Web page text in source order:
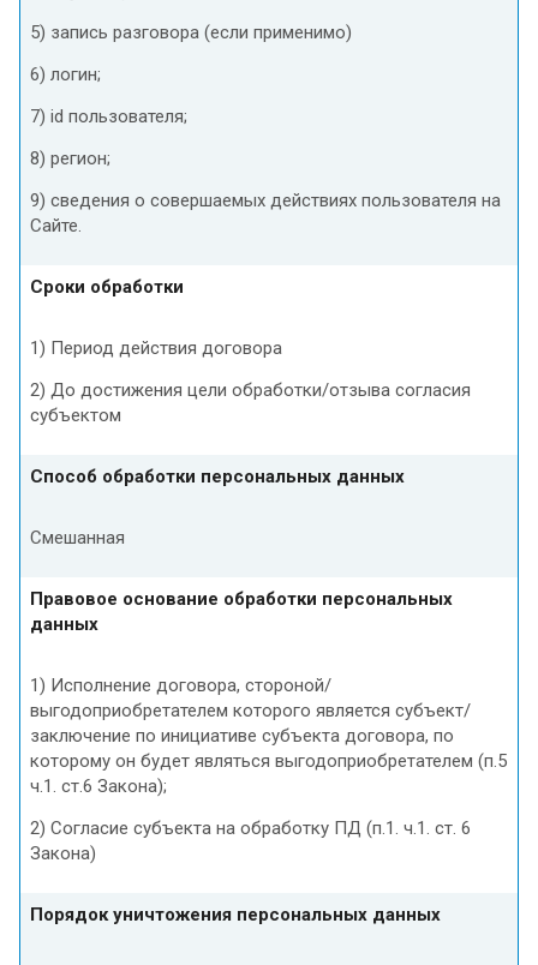
5) запись разговора (если применимо)
6) логин;
7) id пользователя;
8) регион;
9) сведения о совершаемых действиях пользователя на
Сайте.
Сроки обработки
1) Период действия договора
2) До достижения цели обработки/отзыва согласия
субъектом
Способ обработки персональных данных
Смешанная
Правовое основание обработки персональных
данных
1) Исполнение договора, стороной/
выгодоприобретателем которого является субъект/
заключение по инициативе субъекта договора, по
которому он будет являться выгодоприобретателем (п.5
ч.1. ст.6 Закона);
2) Согласие субъекта на обработку ПД (п.1. ч.1. ст. 6
Закона)
Порядок уничтожения персональных данных